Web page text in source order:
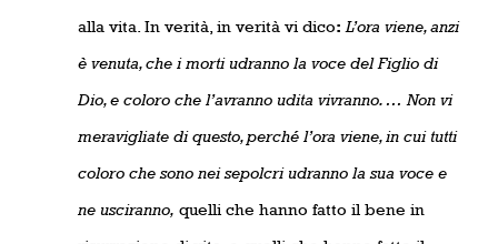
alla vita. In verità, in verità vi dico: L’ora viene, anzi
è venuta, che i morti udranno la voce del Figlio di
Dio, e coloro che l’avranno udita vivranno. … Non vi
meravigliate di questo, perché l’ora viene, in cui tutti
coloro che sono nei sepolcri udranno la sua voce e
ne usciranno, quelli che hanno fatto il bene in